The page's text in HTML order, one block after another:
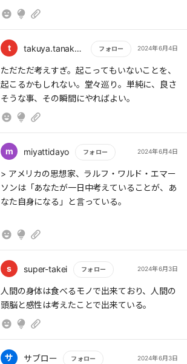
よう。事実とは、研究・統計・実験・検証済の
情報である。一方で、意見・決まり文句・想
像・思い込み・推測は決めつけに他ならない。
> 思考よりも行動を増やすいちばんのコツは、
習慣の力を活用することだ。
> 著者が考える「効果的な思考」は次の6つ
だ。
> ・人生を向上させる
> ・キャリアやビジネスを成長させる
> ・未来を視覚化する
> キャリアやビジネスを成長させる
> 未来を視覚化する
> 新しいアイデアを考える
> 問題を解決する
t takuya.tanaka1976 フォロー 2024年6月4日
もっと読む
ただただ考えすぎ。起こってもいないことを、
起こるかもしれない。堂々巡り。単純に、良さ
そうな事、その瞬間にやればよい。
m miyattidayo フォロー 2024年6月4日
もっと読む
> アメリカの思想家、ラルフ・ワルド・エマー
ソンは「あなたが一日中考えていることが、あ
なた自身になる」と言っている。
s super-takei フォロー 2024年6月3日
もっと読む
人間の身体は食べるモノで出来ており、人間の
頭脳と感性は考えたことで出来ている。
サ サブロー フォロー 2024年6月3日